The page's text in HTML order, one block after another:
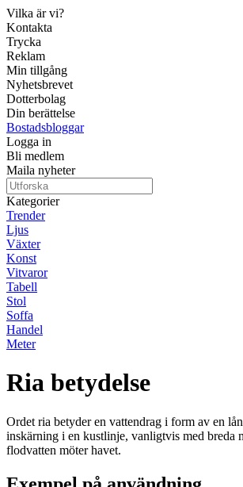
Vilka är vi?
Kontakta
Trycka
Reklam
Min tillgång
Nyhetsbrevet
Dotterbolag
Din berättelse
Bostadsbloggar
Logga in
Bli medlem
Maila nyheter
Kategorier
Trender
Ljus
Växter
Konst
Vitvaror
Tabell
Stol
Soffa
Handel
Meter
Ria betydelse
Ordet ria betyder en vattendrag i form av en
inskärning i en kustlinje, vanligtvis med breda
flodvatten möter havet.